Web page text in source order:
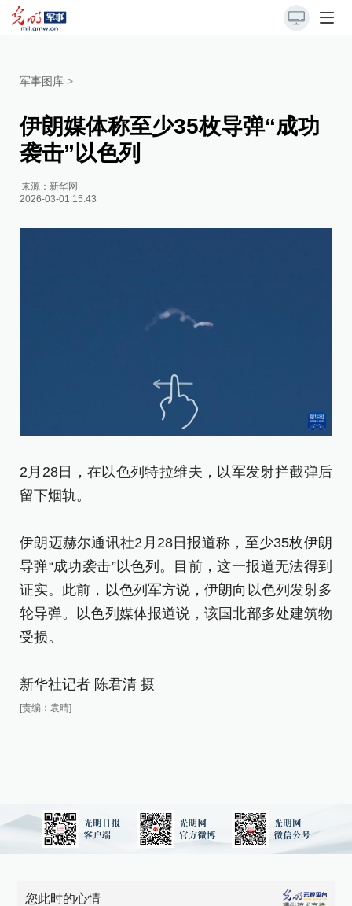
军事图库 >
伊朗媒体称至少35枚导弹“成功
袭击”以色列
来源： 新华网
2026-03-01 15:43
2月28日，在以色列特拉维夫，以军发射拦截弹后
留下烟轨。
伊朗迈赫尔通讯社2月28日报道称，至少35枚伊朗
导弹“成功袭击”以色列。目前，这一报道无法得到
证实。此前，以色列军方说，伊朗向以色列发射多
轮导弹。以色列媒体报道说，该国北部多处建筑物
受损。
新华社记者 陈君清 摄
[责编：袁晴]
您此时的心情